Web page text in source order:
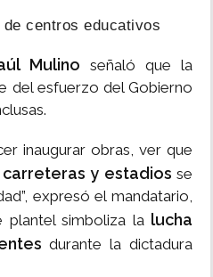
centros educativos
Mulino señaló que la
del esfuerzo del Gobierno
inaugurar obras, ver que
y estadios se
expresó el mandatario,
plantel simboliza la lucha
durante la dictadura